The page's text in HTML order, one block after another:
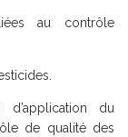
au contrôle
du
de qualité des